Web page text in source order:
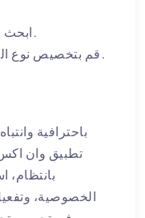
ابحث عن وان اكس بت واضغط عليه.
قم بتخصيص نوع الإشعارات التي ترغب في تلقيها.
باحترافية
تطبيق وان
بانتظام،
الخصوصية،